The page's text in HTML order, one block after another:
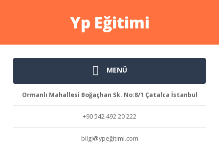
Yp Eğitimi
MENÜ
Ormanlı Mahallesi Boğaçhan Sk. No:8/1 Çatalca İstanbul
+90 542 492 20 222
bilgi@ypeğitimi.com